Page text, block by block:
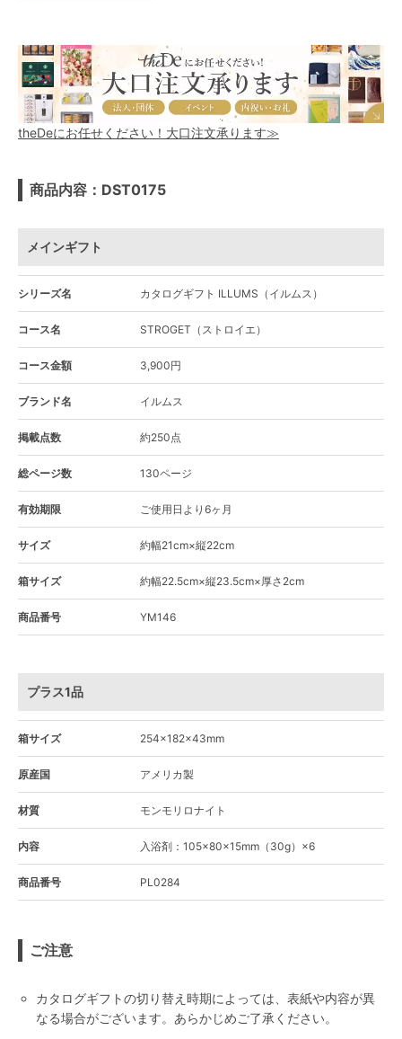
theDeにお任せください！大口注文承ります≫
商品内容：DST0175
メインギフト
シリーズ名 カタログギフト ILLUMS（イルムス）
コース名 STROGET（ストロイエ）
コース金額 3,900円
ブランド名 イルムス
掲載点数 約250点
総ページ数 130ページ
有効期限 ご使用日より6ヶ月
サイズ 約幅21cm×縦22cm
箱サイズ 約幅22.5cm×縦23.5cm×厚さ2cm
商品番号 YM146
プラス1品
箱サイズ 254×182×43mm
原産国 アメリカ製
材質 モンモリロナイト
内容 入浴剤：105×80×15mm（30g）×6
商品番号 PL0284
ご注意
カタログギフトの切り替え時期によっては、表紙や内容が異
なる場合がございます。あらかじめご了承ください。